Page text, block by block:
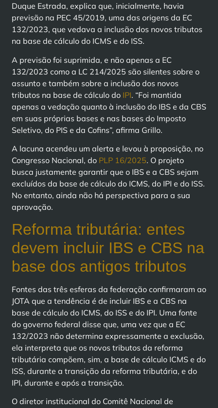
Duque Estrada, explica que, inicialmente, havia
previsão na PEC 45/2019, uma das origens da EC
132/2023, que vedava a inclusão dos novos tributos
na base de cálculo do ICMS e do ISS.
A previsão foi suprimida, e não apenas a EC
132/2023 como a LC 214/2025 são silentes sobre o
assunto e também sobre a inclusão dos novos
tributos na base de cálculo do IPI. “Foi mantida
apenas a vedação quanto à inclusão do IBS e da CBS
em suas próprias bases e nas bases do Imposto
Seletivo, do PIS e da Cofins”, afirma Grillo.
A lacuna acendeu um alerta e levou à proposição, no
Congresso Nacional, do PLP 16/2025. O projeto
busca justamente garantir que o IBS e a CBS sejam
excluídos da base de cálculo do ICMS, do IPI e do ISS.
No entanto, ainda não há perspectiva para a sua
aprovação.
Reforma tributária: entes
devem incluir IBS e CBS na
base dos antigos tributos
Fontes das três esferas da federação confirmaram ao
JOTA que a tendência é de incluir IBS e a CBS na
base de cálculo do ICMS, do ISS e do IPI. Uma fonte
do governo federal disse que, uma vez que a EC
132/2023 não determina expressamente a exclusão,
ela interpreta que os novos tributos da reforma
tributária compõem, sim, a base de cálculo ICMS e do
ISS, durante a transição da reforma tributária, e do
IPI, durante e após a transição.
O diretor institucional do Comitê Nacional de